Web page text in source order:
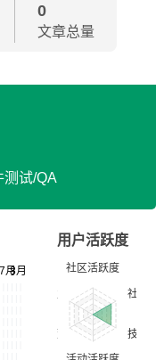
0
文章总量
测试/QA
用户活跃度